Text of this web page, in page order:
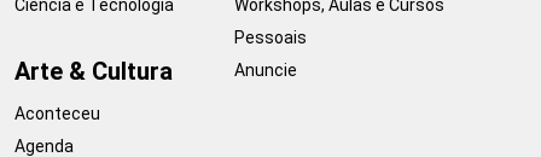
Ciência e Tecnologia
Arte & Cultura
Aconteceu
Agenda
Workshops, Aulas e Cursos
Pessoais
Anuncie